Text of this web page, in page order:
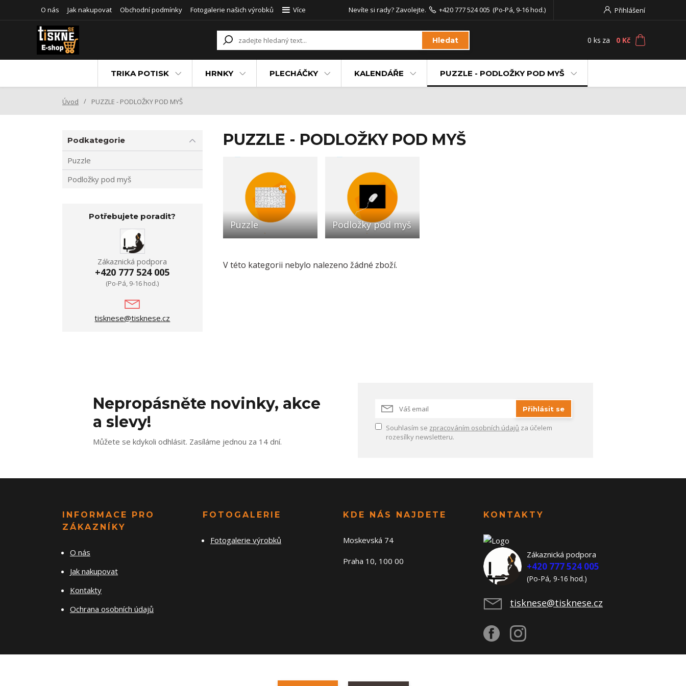
O nás Jak nakupovat Obchodní podmínky Fotogalerie našich výrobků Více Přihlášení
Hledat
Nevíte si rady? Zavolejte. +420 777 524 005 (Po-Pá, 9-16 hod.)
0 ks za 0 Kč
TRIKA POTISK HRNKY PLECHÁČKY KALENDÁŘE PUZZLE - PODLOŽKY POD MYŠ
Úvod PUZZLE - PODLOŽKY POD MYŠ
PUZZLE - PODLOŽKY POD MYŠ
Puzzle Podložky pod myš
V této kategorii nebylo nalezeno žádné zboží.
Podkategorie
Puzzle
Podložky pod myš
Potřebujete poradit?
Zákaznická podpora
+420 777 524 005
(Po-Pá, 9-16 hod.)
tisknese@tisknese.cz
Nepropásněte novinky, akce
a slevy!
Můžete se kdykoli odhlásit. Zasíláme jednou za 14 dní.
Přihlásit se
Souhlasím se zpracováním osobních údajů za účelem
rozesílky newsletteru.
INFORMACE PRO
ZÁKAZNÍKY
O nás
Jak nakupovat
Kontakty
Ochrana osobních údajů
FOTOGALERIE
Fotogalerie výrobků
KDE NÁS NAJDETE
Moskevská 74
Praha 10, 100 00
KONTAKTY
Zákaznická podpora
+420 777 524 005
(Po-Pá, 9-16 hod.)
tisknese@tisknese.cz